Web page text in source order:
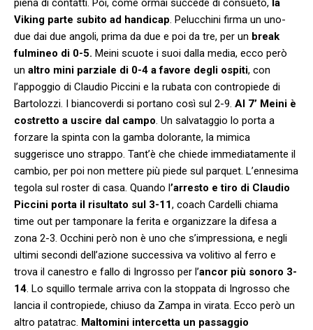
piena di contatti. Poi, come ormai succede di consueto, la
Viking parte subito ad handicap. Pelucchini firma un uno-
due dai due angoli, prima da due e poi da tre, per un break
fulmineo di 0-5. Meini scuote i suoi dalla media, ecco però
un altro mini parziale di 0-4 a favore degli ospiti, con
l’appoggio di Claudio Piccini e la rubata con contropiede di
Bartolozzi. I biancoverdi si portano così sul 2-9. Al 7’ Meini è
costretto a uscire dal campo. Un salvataggio lo porta a
forzare la spinta con la gamba dolorante, la mimica
suggerisce uno strappo. Tant’è che chiede immediatamente il
cambio, per poi non mettere più piede sul parquet. L’ennesima
tegola sul roster di casa. Quando l’arresto e tiro di Claudio
Piccini porta il risultato sul 3-11, coach Cardelli chiama
time out per tamponare la ferita e organizzare la difesa a
zona 2-3. Occhini però non è uno che s’impressiona, e negli
ultimi secondi dell’azione successiva va volitivo al ferro e
trova il canestro e fallo di Ingrosso per l’ancor più sonoro 3-
14. Lo squillo termale arriva con la stoppata di Ingrosso che
lancia il contropiede, chiuso da Zampa in virata. Ecco però un
altro patatrac. Maltomini intercetta un passaggio